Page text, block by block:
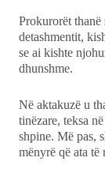
Prokurorët
detashmentit,
se ai kishte
dhunshme.
Në aktakuzë u
tinëzare, teksa
shpine. Më pas,
mënyrë që ata